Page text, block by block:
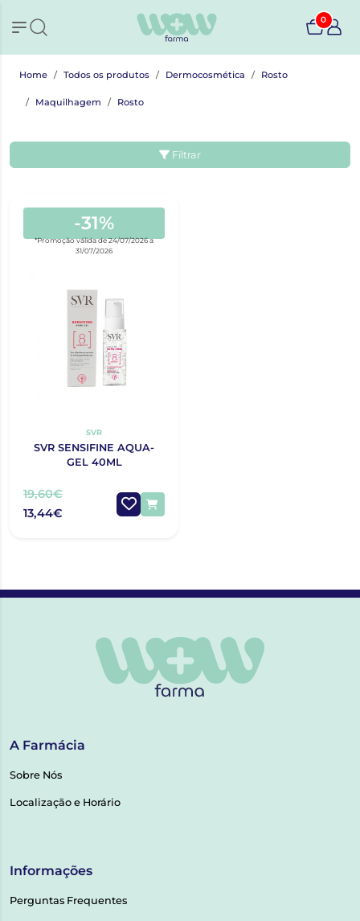
0
Home Todos os produtos Dermocosmética Rosto
Maquilhagem Rosto
Filtrar
-31%
*Promoção válida de 24/07/2026 a
31/07/2026
SVR
SVR SENSIFINE AQUA-
GEL 40ML
19,60€
13,44€
A Farmácia
Sobre Nós
Localização e Horário
Informações
Perguntas Frequentes